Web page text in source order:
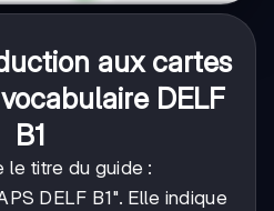
aux cartes
DELF
B1
le titre du guide :
DELF B1". Elle indique